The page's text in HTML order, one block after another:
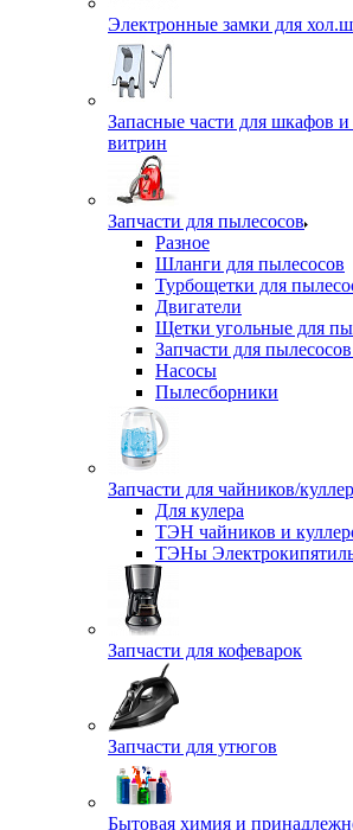
Электронные замки для
Запасные части для шкафов
витрин
Запчасти для пылесосов
Разное
Шланги для пылесосов
Турбощетки для
Двигатели
Щетки угольные для
Запчасти для
Насосы
Пылесборники
Запчасти для чайников/
Для кулера
ТЭН чайников и
ТЭНы
Запчасти для кофеварок
Запчасти для утюгов
Бытовая химия и